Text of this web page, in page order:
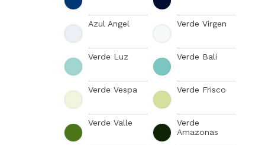
Azul Angel Verde Virgen
Verde Luz Verde Bali
Verde Vespa Verde Frisco
Verde Valle
Verde
Amazonas